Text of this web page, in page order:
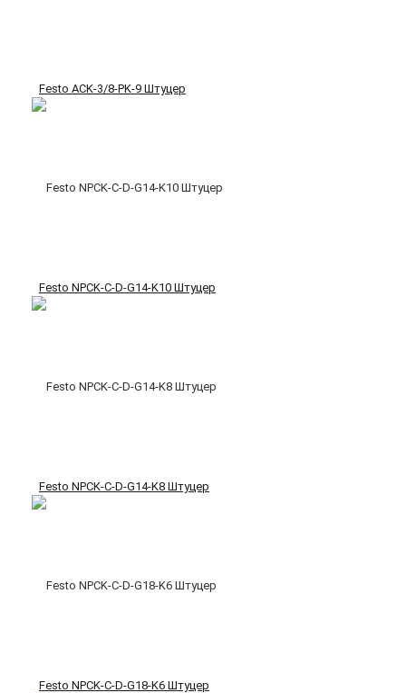
Festo ACK-3/8-PK-9 Штуцер
Festo NPCK-C-D-G14-K10 Штуцер
Festo NPCK-C-D-G14-K8 Штуцер
Festo NPCK-C-D-G18-K6 Штуцер